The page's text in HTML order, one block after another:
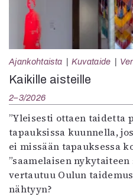
Ajankohtaista Kuvataide
Kaikille aisteille
2–3/2026
”Yleisesti ottaen taidetta
tapauksissa kuunnella,
ei missään tapauksessa
”saamelaisen
vertautuu Oulun
nähtyyn?